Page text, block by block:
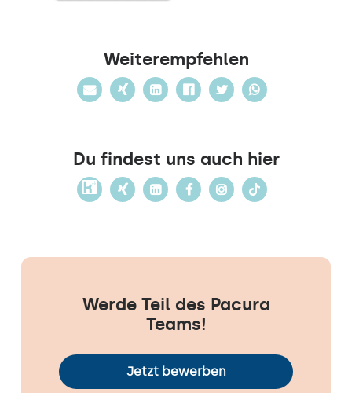
Weiterempfehlen
Du findest uns auch hier
Werde Teil des Pacura
Teams!
Jetzt bewerben